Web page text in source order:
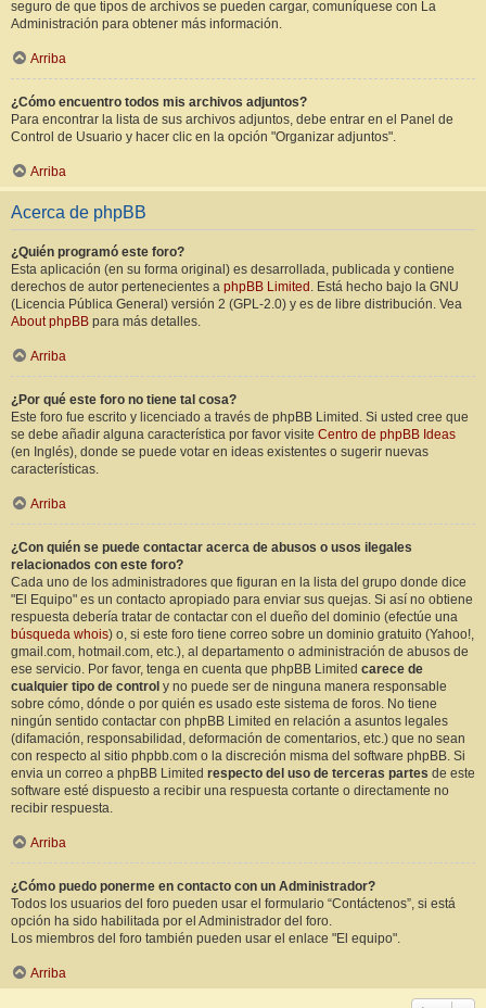
seguro de que tipos de archivos se pueden cargar, comuníquese con La
Administración para obtener más información.
Arriba
¿Cómo encuentro todos mis archivos adjuntos?
Para encontrar la lista de sus archivos adjuntos, debe entrar en el Panel de
Control de Usuario y hacer clic en la opción "Organizar adjuntos".
Arriba
Acerca de phpBB
¿Quién programó este foro?
Esta aplicación (en su forma original) es desarrollada, publicada y contiene
derechos de autor pertenecientes a phpBB Limited . Está hecho bajo la GNU
(Licencia Pública General) versión 2 (GPL-2.0) y es de libre distribución. Vea
About phpBB para más detalles.
Arriba
¿Por qué este foro no tiene tal cosa?
Este foro fue escrito y licenciado a través de phpBB Limited. Si usted cree que
se debe añadir alguna característica por favor visite Centro de phpBB Ideas
(en Inglés), donde se puede votar en ideas existentes o sugerir nuevas
características.
Arriba
¿Con quién se puede contactar acerca de abusos o usos ilegales
relacionados con este foro?
Cada uno de los administradores que figuran en la lista del grupo donde dice
"El Equipo" es un contacto apropiado para enviar sus quejas. Si así no obtiene
respuesta debería tratar de contactar con el dueño del dominio (efectúe una
búsqueda whois) o, si este foro tiene correo sobre un dominio gratuito (Yahoo!,
gmail.com, hotmail.com, etc.), al departamento o administración de abusos de
ese servicio. Por favor, tenga en cuenta que phpBB Limited carece de
cualquier tipo de control y no puede ser de ninguna manera responsable
sobre cómo, dónde o por quién es usado este sistema de foros. No tiene
ningún sentido contactar con phpBB Limited en relación a asuntos legales
(difamación, responsabilidad, deformación de comentarios, etc.) que no sean
con respecto al sitio phpbb.com o la discreción misma del software phpBB. Si
envia un correo a phpBB Limited respecto del uso de terceras partes de este
software esté dispuesto a recibir una respuesta cortante o directamente no
recibir respuesta.
Arriba
¿Cómo puedo ponerme en contacto con un Administrador?
Todos los usuarios del foro pueden usar el formulario “Contáctenos”, si está
opción ha sido habilitada por el Administrador del foro.
Los miembros del foro también pueden usar el enlace "El equipo".
Arriba